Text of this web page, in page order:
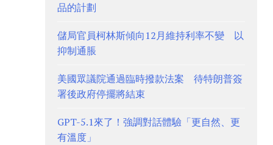
品的計劃
儲局官員柯林斯傾向12月維持利率不變 以
抑制通脹
美國眾議院通過臨時撥款法案 待特朗普簽
署後政府停擺將結束
GPT-5.1來了！強調對話體驗「更自然、更
有溫度」